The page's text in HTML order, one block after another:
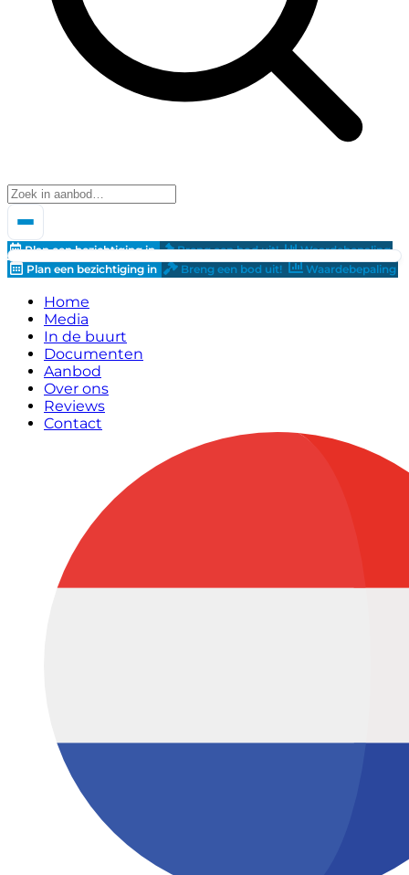
Plan een bezichtiging in Breng een bod uit!
Waardebepaling
Plan een bezichtiging in
Breng een bod uit! Waardebepaling
Home
Media
In de buurt
Documenten
Aanbod
Over ons
Reviews
Contact